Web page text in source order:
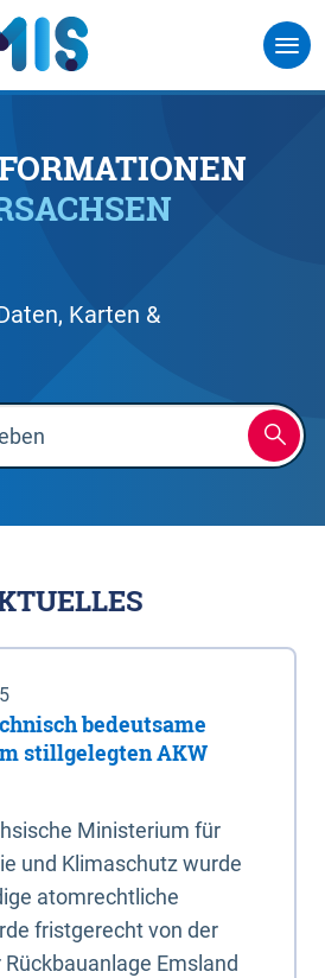
Karten &
bedeutsame
stillgelegten AKW
Ministerium für
und Klimaschutz wurde
atomrechtliche
fristgerecht von der
Emsland